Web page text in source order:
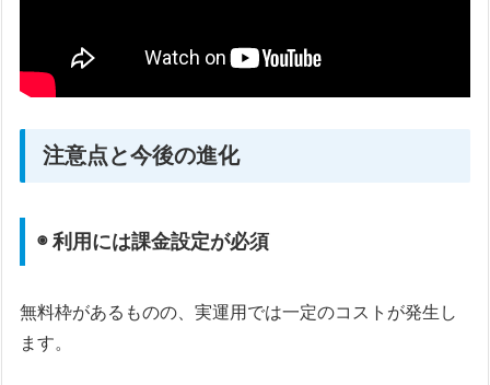
注意点と今後の進化
◉ 利用には課金設定が必須
無料枠があるものの、実運用では一定のコストが発生し
ます。